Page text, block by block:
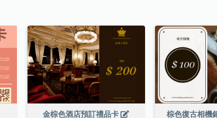
金棕色酒店預訂禮品卡 棕色復古相機